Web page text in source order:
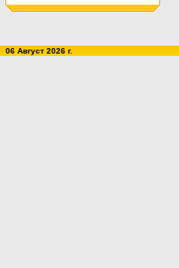
06 Август 2026 г.